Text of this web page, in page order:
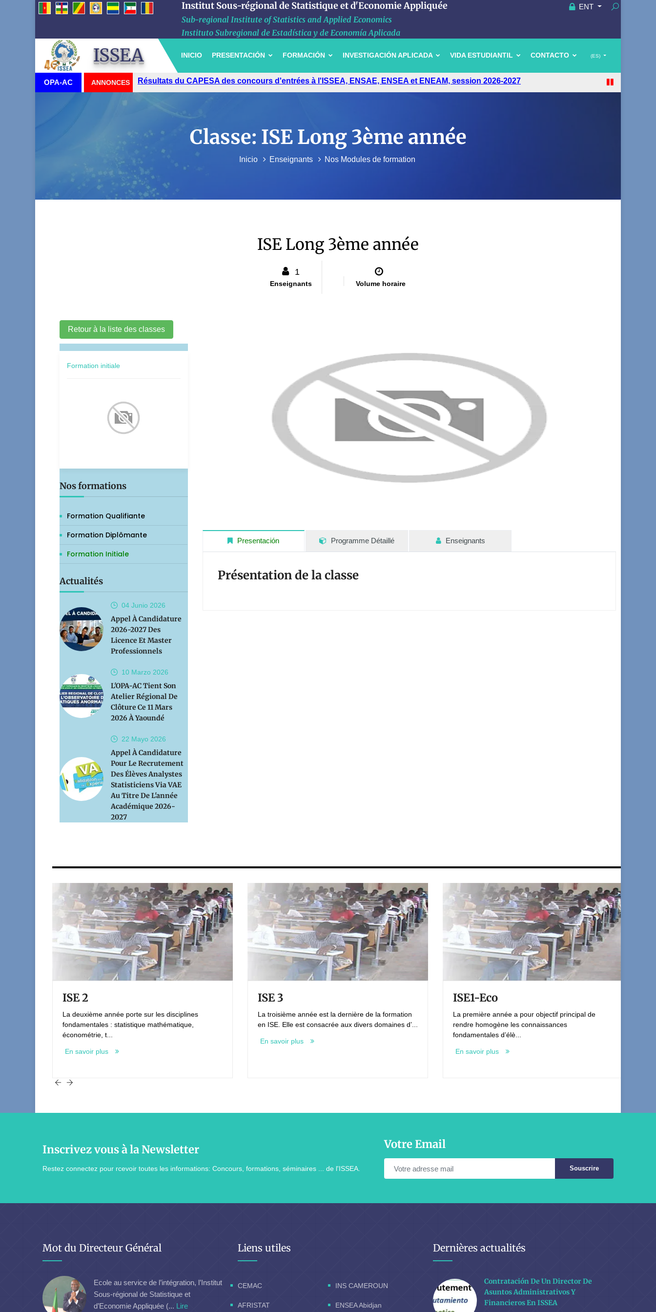
Institut Sous-régional de Statistique et d'Economie Appliquée
Sub-regional Institute of Statistics and Applied Economics
Instituto Subregional de Estadística y de Economía Aplicada
ENT
ISSEA (ES)
INICIO PRESENTACIÓN FORMACIÓN INVESTIGACIÓN APLICADA VIDA ESTUDIANTIL CONTACTO
OPA-AC ANNONCES Résultats du CAPESA des concours d'entrées à l'ISSEA, ENSAE, ENSEA et ENEAM, session 2026-2027
Classe: ISE Long 3ème année
Inicio Enseignants Nos Modules de formation
ISE Long 3ème année
1
Enseignants Volume horaire
Retour à la liste des classes
Formation initiale
Nos formations
Formation Qualifiante
Formation Diplômante
Formation Initiale
Actualités
04 Junio 2026
Appel À Candidature
2026-2027 Des
Licence Et Master
Professionnels
10 Marzo 2026
L'OPA-AC Tient Son
Atelier Régional De
Clôture Ce 11 Mars
2026 À Yaoundé
22 Mayo 2026
Appel À Candidature
Pour Le Recrutement
Des Élèves Analystes
Statisticiens Via VAE
Au Titre De L'année
Académique 2026-
2027
Presentación Programme Détaillé Enseignants
Présentation de la classe
ISE 2
La deuxième année porte sur les disciplines
fondamentales : statistique mathématique,
économétrie, t...
En savoir plus
ISE 3
La troisième année est la dernière de la formation
en ISE. Elle est consacrée aux divers domaines d’...
En savoir plus
ISE1-Eco
La première année a pour objectif principal de
rendre homogène les connaissances
fondamentales d’élè...
En savoir plus
Inscrivez vous à la Newsletter
Restez connectez pour rcevoir toutes les informations: Concours, formations, séminaires ... de l'ISSEA.
Votre Email
Souscrire
Mot du Directeur Général
Ecole au service de l’intégration, l’Institut
Sous-régional de Statistique et
d’Economie Appliquée (... Lire
Liens utiles
CEMAC INS CAMEROUN
AFRISTAT ENSEA Abidjan
Dernières actualités
Contratación De Un Director De
Asuntos Administrativos Y
Financieros En ISSEA